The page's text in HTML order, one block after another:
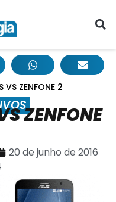
VS ZENFONE 2
ZENFONE
20 de junho de 2016